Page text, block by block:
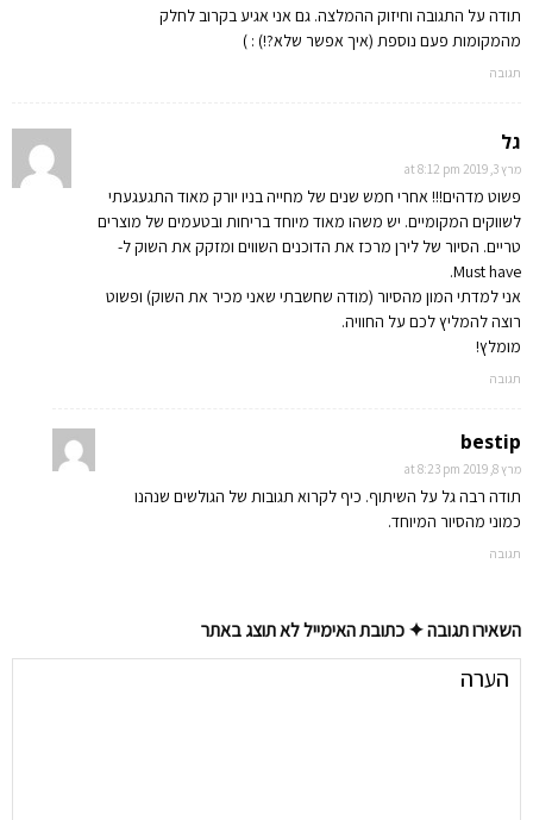
תודה על התגובה וחיזוק ההמלצה. גם אני אגיע בקרוב לחלק
מהמקומות פעם נוספת (איך אפשר שלא?!) : )
תגובה
גל
מרץ 3, 2019 at 8:12 pm
פשוט מדהים!!! אחרי חמש שנים של מחייה בניו יורק מאוד התגעגעתי
לשווקים המקומיים. יש משהו מאוד מיוחד בריחות ובטעמים של מוצרים
טריים. הסיור של לירן מרכז את הדוכנים השווים ומזקק את השוק ל-
Must have.
אני למדתי המון מהסיור (מודה שחשבתי שאני מכיר את השוק) ופשוט
רוצה להמליץ לכם על החוויה.
מומלץ!
תגובה
bestip
מרץ 8, 2019 at 8:23 pm
תודה רבה גל על השיתוף. כיף לקרוא תגובות של הגולשים שנהנו
כמוני מהסיור המיוחד.
תגובה
השאירו תגובה ✦ כתובת האימייל לא תוצג באתר